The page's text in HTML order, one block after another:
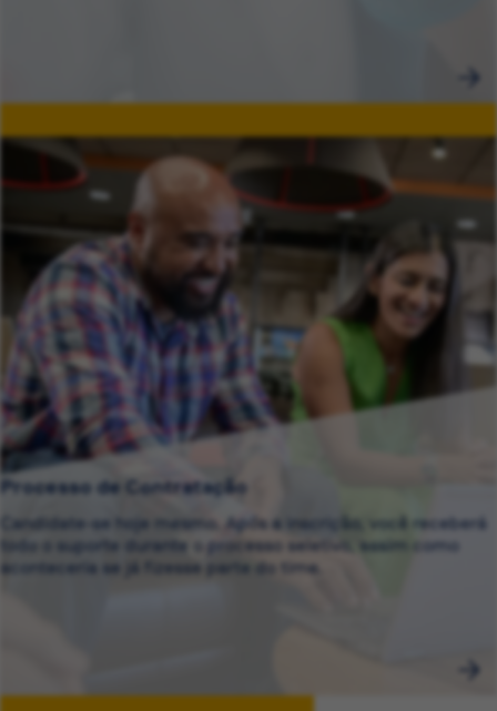
Processo de Contratação
Candidate-se hoje mesmo. Após a inscrição, você receberá
todo o suporte durante o processo seletivo, assim como
aconteceria se já fizesse parte do time.